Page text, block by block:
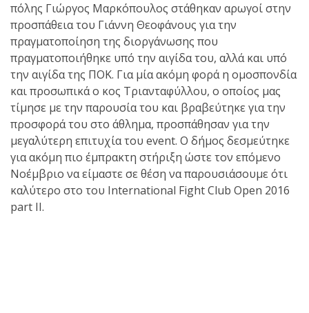
πόλης Γιώργος Μαρκόπουλος στάθηκαν αρωγοί στην
προσπάθεια του Γιάννη Θεοφάνους για την
πραγματοποίηση της διοργάνωσης που
πραγματοποιήθηκε υπό την αιγίδα του, αλλά και υπό
την αιγίδα της ΠΟΚ. Για μία ακόμη φορά η ομοσπονδία
και προσωπικά ο κος Τριανταφύλλου, ο οποίος μας
τίμησε με την παρουσία του και βραβεύτηκε για την
προσφορά του στο άθλημα, προσπάθησαν για την
μεγαλύτερη επιτυχία του event. Ο δήμος δεσμεύτηκε
για ακόμη πιο έμπρακτη στήριξη ώστε τον επόμενο
Νοέμβριο να είμαστε σε θέση να παρουσιάσουμε ότι
καλύτερο στο του International Fight Club Open 2016
part II.